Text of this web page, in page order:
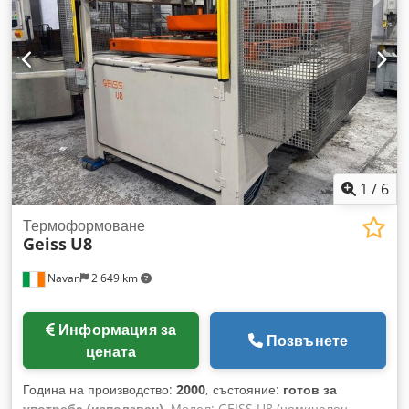
халогенни нагреватели, управление на нагревателите
Sinumerik, три вакуумни помпи, помощник за издърпване
(plug assist), автоматичен захранващ механизъм за
листове и моторизирани прозоречни плочи за бърза смяна
на инструменти. Отлична за масово производство на
термоформовани детайли. Codpfsx Uz Ncsx Aamsha
1 / 6
Navan 2 649 km
Термоформоване
Geiss U8
Информация за
цената
Позвънете
Година на производство: 2000, състояние: готов за